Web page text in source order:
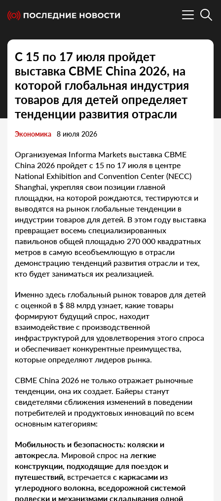
С 15 по 17 июля пройдет
выставка CBME China 2026, на
которой глобальная индустрия
товаров для детей определяет
тенденции развития отрасли
Экономика 8 июля 2026
Организуемая Informa Markets выставка CBME
China 2026 пройдет с 15 по 17 июля в центре
National Exhibition and Convention Center (NECC)
Shanghai, укрепляя свои позиции главной
площадки, на которой рождаются, тестируются и
выводятся на рынок глобальные тенденции в
индустрии товаров для детей. В этом году выставка
превращает восемь специализированных
павильонов общей площадью 270 000 квадратных
метров в самую всеобъемлющую в отрасли
демонстрацию тенденций развития отрасли и тех,
кто будет заниматься их реализацией.
Именно здесь глобальный рынок товаров для детей
с оценкой в $ 88 млрд узнает, какие товары
формируют будущий спрос, находит
взаимодействие с производственной
инфраструктурой для удовлетворения этого спроса
и обеспечивает конкурентные преимущества,
которые определяют лидеров рынка.
CBME China 2026 не только отражает рыночные
тенденции, она их создает. Байеры станут
свидетелями сближения изменений в поведении
потребителей и продуктовых инноваций по всем
основным категориям:
Мобильность и безопасность: коляски и
автокресла. Мировой спрос на легкие
конструкции, подходящие для поездок и
путешествий, встречается с каркасами из
углеродного волокна, вседорожной системой
подвески и механизмами складывания одной